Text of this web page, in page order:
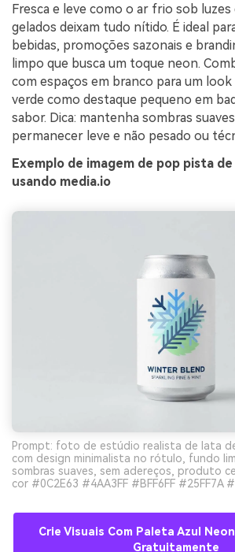
Fresca e leve como o ar frio sob luzes
gelados deixam tudo nítido. É ideal
bebidas, promoções sazonais e
limpo que busca um toque neon.
com espaços em branco para um
verde como destaque pequeno em
sabor. Dica: mantenha sombras
permanecer leve e não pesado ou
Exemplo de imagem de pop pista
usando media.io
Prompt: foto de estúdio realista de lata
com design minimalista no rótulo, fundo
sombras suaves, sem adereços, produto
cor #0C2E63 #4AA3FF #BFF6FF #25FF7A
Crie Visuais Com Paleta Azul
Gratuitamente